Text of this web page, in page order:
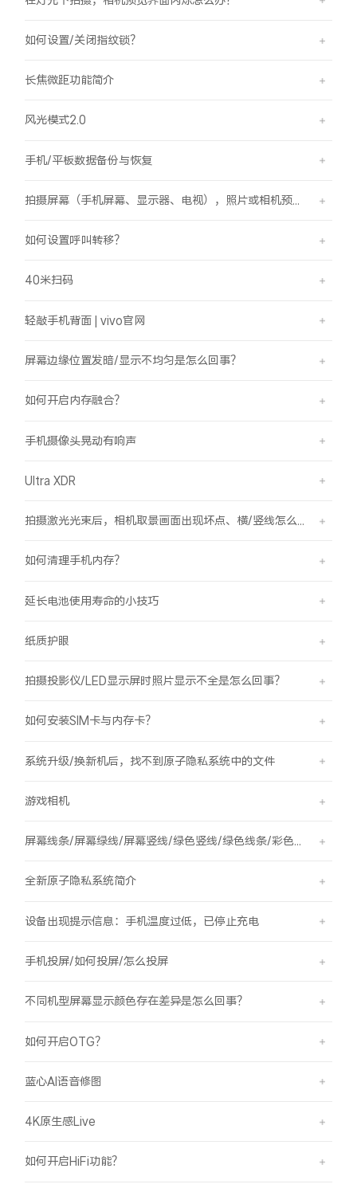
如何设置/关闭指纹锁？
长焦微距功能简介
风光模式2.0
手机/平板数据备份与恢复
如何设置呼叫转移？
40米扫码
轻敲手机背面 | vivo官网
屏幕边缘位置发暗/显示不均匀是怎么回事？
如何开启内存融合？
手机摄像头晃动有响声
Ultra XDR
如何清理手机内存？
延长电池使用寿命的小技巧
纸质护眼
拍摄投影仪/LED显示屏时照片显示不全是怎么回事？
如何安装SIM卡与内存卡？
系统升级/换新机后，找不到原子隐私系统中的文件
游戏相机
屏幕线条/屏幕绿线/屏幕竖线/绿色竖线/绿色线条/彩色竖线
全新原子隐私系统简介
设备出现提示信息：手机温度过低，已停止充电
手机投屏/如何投屏/怎么投屏
不同机型屏幕显示颜色存在差异是怎么回事？
如何开启OTG？
蓝心AI语音修图
4K原生感Live
如何开启HiFi功能？